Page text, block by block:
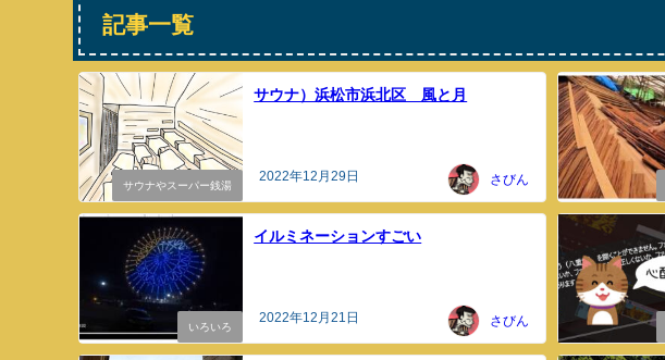
記事一覧
サウナやスーパー銭湯
サウナ）浜松市浜北区 風と月
2022年12月29日 さびん
いろいろ
イルミネーションすごい
2022年12月21日 さびん